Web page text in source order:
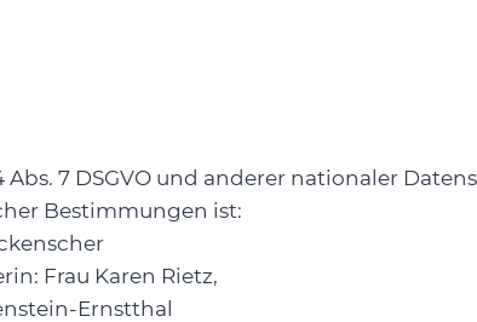
7 DSGVO und anderer nationaler
Bestimmungen ist:
Frau Karen Rietz,
Ernstthal